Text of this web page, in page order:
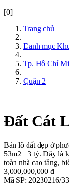
[0]
Trang chủ
Danh mục
Tp. Hồ Chí
Quận 2
Đất Cát
Bán lô đất đẹp ở
53m2 - 3 tỷ. Đây là
toàn nhà cao tầng,
3,000,000,000 đ
Mã SP: 20230216/